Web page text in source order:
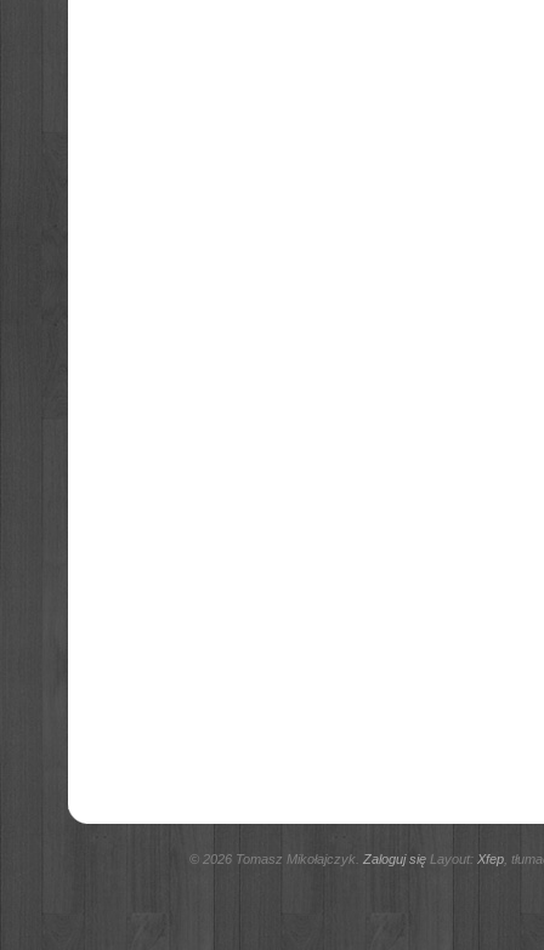
© 2026 Tomasz Mikołajczyk. Zaloguj sięLayout: Xfep,